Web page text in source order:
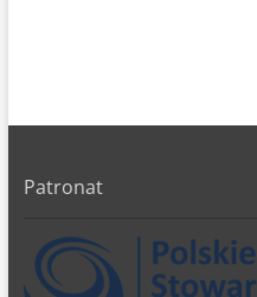
Patronat